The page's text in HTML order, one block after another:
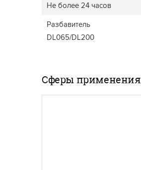
Не более 24 часов
Разбавитель
DL065/DL200
Сферы применения